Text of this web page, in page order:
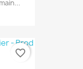
favorite_border